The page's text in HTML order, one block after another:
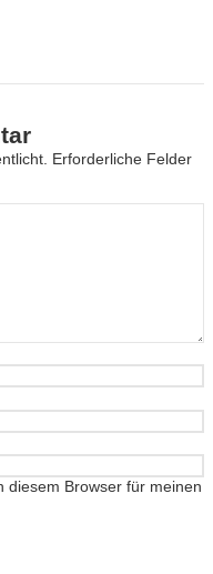
Erforderliche Felder
diesem Browser für meinen